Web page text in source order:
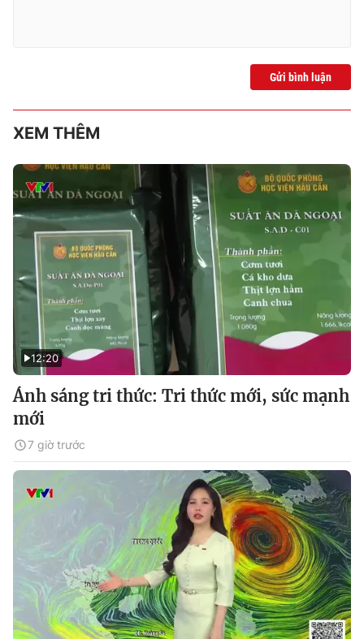
Gửi bình luận
XEM THÊM
12:20
Ánh sáng tri thức: Tri thức mới, sức mạnh
mới
7 giờ trước